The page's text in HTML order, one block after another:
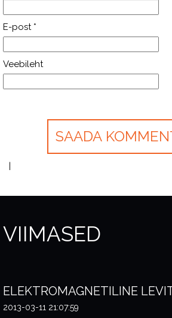
E-post *
Veebileht
VIIMASED
ELEKTROMAGNETILINE
2013-03-11 21:07:59